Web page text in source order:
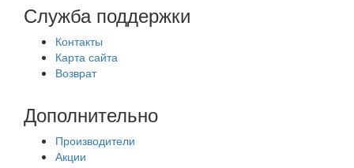
Служба поддержки
Контакты
Карта сайта
Возврат
Дополнительно
Производители
Акции